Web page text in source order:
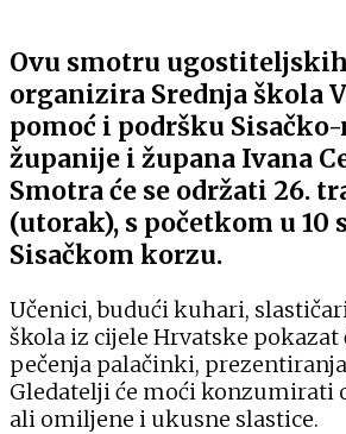
Ovu smotru
organizira Srednja škola
pomoć i podršku
županije i župana Ivana
Smotra će se održati 26.
(utorak), s početkom u 10
Sisačkom korzu.
Učenici, budući kuhari,
škola iz cijele Hrvatske pokazat
pečenja palačinki,
Gledatelji će moći konzumirati
ali omiljene i ukusne slastice.